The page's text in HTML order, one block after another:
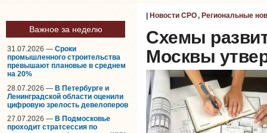
Важное за неделю
31.07.2026 — Сроки
промышленного строительства
превышают плановые в среднем
на 20%
28.07.2026 — В Петербурге и
Ленинградской области оценили
цифровую зрелость девелоперов
27.07.2026 — В Подмосковье
проходит стратсессия по
Новости СРО, Региональные
Схемы
Москвы